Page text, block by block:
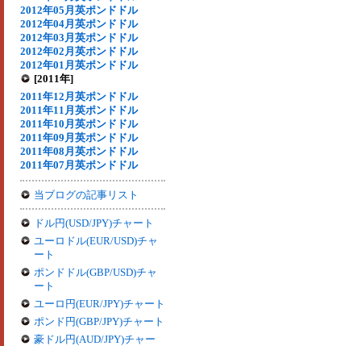
2012年05月英ポンドドル
2012年04月英ポンドドル
2012年03月英ポンドドル
2012年02月英ポンドドル
2012年01月英ポンドドル
[2011年]
2011年12月英ポンドドル
2011年11月英ポンドドル
2011年10月英ポンドドル
2011年09月英ポンドドル
2011年08月英ポンドドル
2011年07月英ポンドドル
当ブログの記事リスト
ドル円(USD/JPY)チャート
ユーロドル(EUR/USD)チャ
ート
ポンドドル(GBP/USD)チャ
ート
ユーロ円(EUR/JPY)チャート
ポンド円(GBP/JPY)チャート
豪ドル円(AUD/JPY)チャー